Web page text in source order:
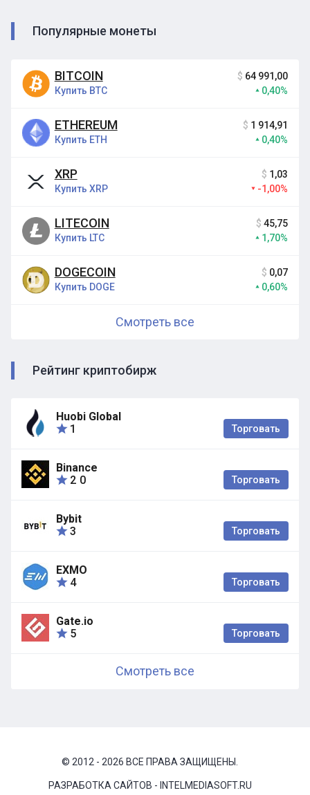
Популярные монеты
BITCOIN
Купить BTC
$ 64 991,00
0,40%
ETHEREUM
Купить ETH
$ 1 914,91
0,40%
XRP
Купить XRP
$ 1,03
-1,00%
LITECOIN
Купить LTC
$ 45,75
1,70%
DOGECOIN
Купить DOGE
$ 0,07
0,60%
Смотреть все
Рейтинг криптобирж
Huobi Global
1
Торговать
Binance
2 0 Торговать
Bybit
3
Торговать
EXMO
4
Торговать
Gate.io
5
Торговать
Смотреть все
© 2012 - 2026 ВСЕ ПРАВА ЗАЩИЩЕНЫ.
РАЗРАБОТКА САЙТОВ - INTELMEDIASOFT.RU